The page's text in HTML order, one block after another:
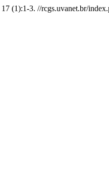
17 (1):1-3. //rcgs.uvanet.br/